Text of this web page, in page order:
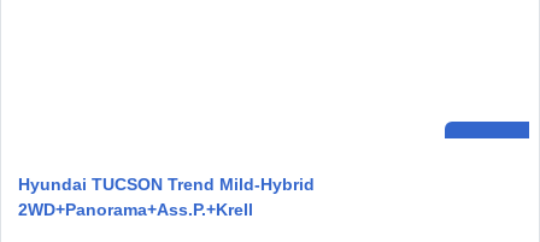
Hyundai TUCSON Trend Mild-Hybrid
2WD+Panorama+Ass.P.+Krell